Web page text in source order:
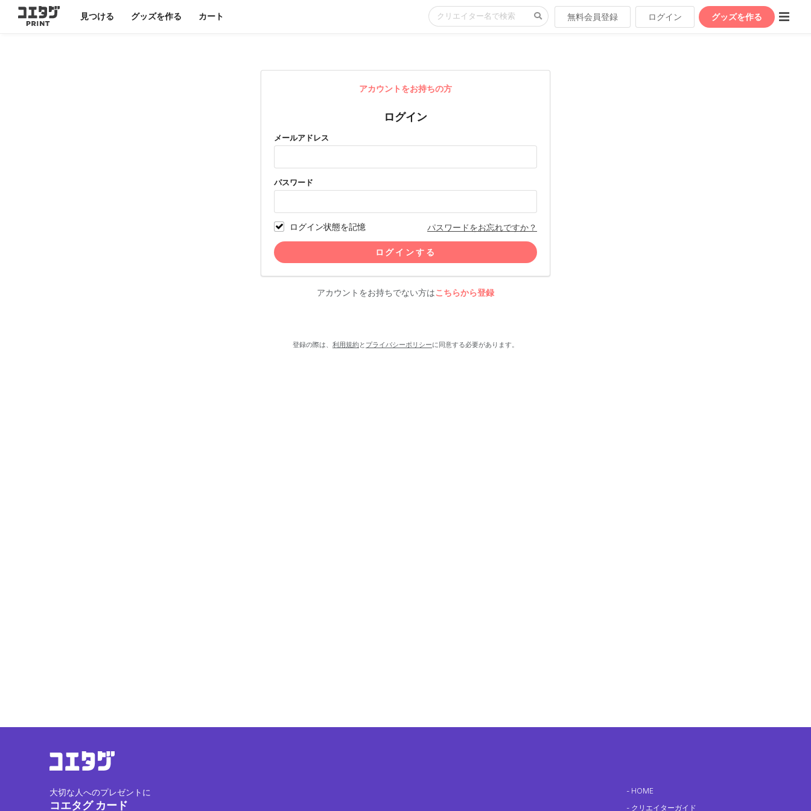
見つける グッズを作る カート 無料会員登録 ログイン グッズを作る
アカウントをお持ちの方
ログイン
メールアドレス
パスワード
ログイン状態を記憶 パスワードをお忘れですか？
ログインする
アカウントをお持ちでない方はこちらから登録
登録の際は、 利用規約と プライバシーポリシーに同意する必要があります。
大切な人へのプレゼントに
コエタグ カード
HOME
クリエイターガイド